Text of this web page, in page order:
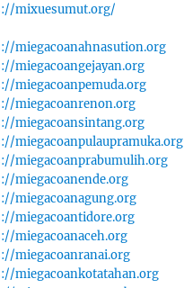
mixuesumut.org/
miegacoanahnasution.org
miegacoangejayan.org
miegacoanpemuda.org
miegacoanrenon.org
miegacoansintang.org
miegacoanpulaupramuka.org
miegacoanprabumulih.org
miegacoanende.org
miegacoanagung.org
miegacoantidore.org
miegacoanaceh.org
miegacoanranai.org
miegacoankotatahan.org